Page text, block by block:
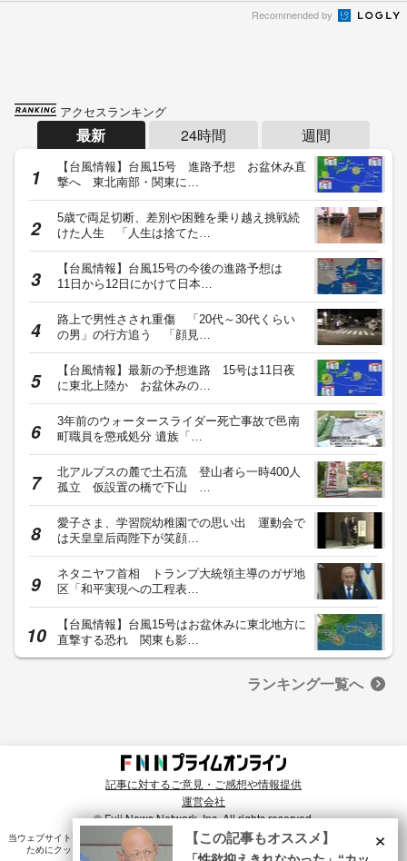
Recommended by
アクセスランキング
最新 24時間 週間
【台風情報】台風15号 進路予想 お盆休み直
撃へ 東北南部・関東に…
5歳で両足切断、差別や困難を乗り越え挑戦続
けた人生 「人生は捨てた…
【台風情報】台風15号の今後の進路予想は
11日から12日にかけて日本…
路上で男性さされ重傷 「20代～30代くらい
の男」の行方追う 「顔見…
【台風情報】最新の予想進路 15号は11日夜
に東北上陸か お盆休みの…
3年前のウォータースライダー死亡事故で邑南
町職員を懲戒処分 遺族「…
北アルプスの麓で土石流 登山者ら一時400人
孤立 仮設置の橋で下山 …
愛子さま、学習院幼稚園での思い出 運動会で
は天皇皇后両陛下が笑顔…
ネタニヤフ首相 トランプ大統領主導のガザ地
区「和平実現への工程表…
【台風情報】台風15号はお盆休みに東北地方に
直撃する恐れ 関東も影…
ランキング一覧へ
記事に対するご意見・ご感想や情報提供
運営会社
© Fuji News Network, Inc. All rights reserved.
当ウェブサイトでは、ユーザのニーズ・興味・関⼼に合致したコンテンツや広告配信を提供する
ためにクッキーを使⽤しています。詳細は、
プライバシーポリシー をご確認ください。×
【この記事もオススメ】